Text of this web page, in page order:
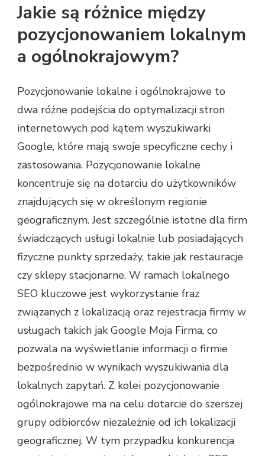
Jakie są różnice między
pozycjonowaniem lokalnym
a ogólnokrajowym?
Pozycjonowanie lokalne i ogólnokrajowe to
dwa różne podejścia do optymalizacji stron
internetowych pod kątem wyszukiwarki
Google, które mają swoje specyficzne cechy i
zastosowania. Pozycjonowanie lokalne
koncentruje się na dotarciu do użytkowników
znajdujących się w określonym regionie
geograficznym. Jest szczególnie istotne dla firm
świadczących usługi lokalnie lub posiadających
fizyczne punkty sprzedaży, takie jak restauracje
czy sklepy stacjonarne. W ramach lokalnego
SEO kluczowe jest wykorzystanie fraz
związanych z lokalizacją oraz rejestracja firmy w
usługach takich jak Google Moja Firma, co
pozwala na wyświetlanie informacji o firmie
bezpośrednio w wynikach wyszukiwania dla
lokalnych zapytań. Z kolei pozycjonowanie
ogólnokrajowe ma na celu dotarcie do szerszej
grupy odbiorców niezależnie od ich lokalizacji
geograficznej. W tym przypadku konkurencja